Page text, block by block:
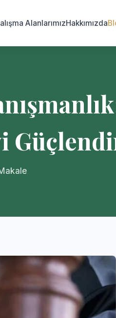
AlanlarımızHakkımızda